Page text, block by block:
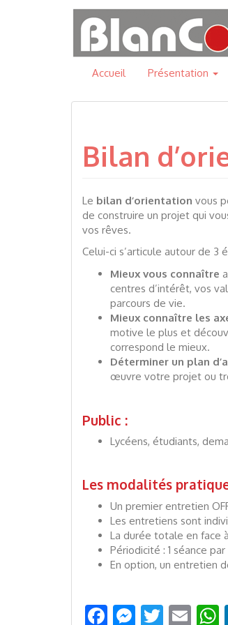
Accueil Présentation
Bilan
Le bilan d’orientation vous
de construire un projet qui
vos rêves.
Celui-ci s’articule autour de 3
Mieux vous connaître
centres d’intérêt, vos
parcours de vie.
Mieux connaître les
motive le plus et
correspond le mieux.
Déterminer un plan
œuvre votre projet ou
Public :
Lycéens, étudiants,
Les modalités
Un premier entretien
Les entretiens sont
La durée totale en face
Périodicité : 1 séance
En option, un entretien
Facebook